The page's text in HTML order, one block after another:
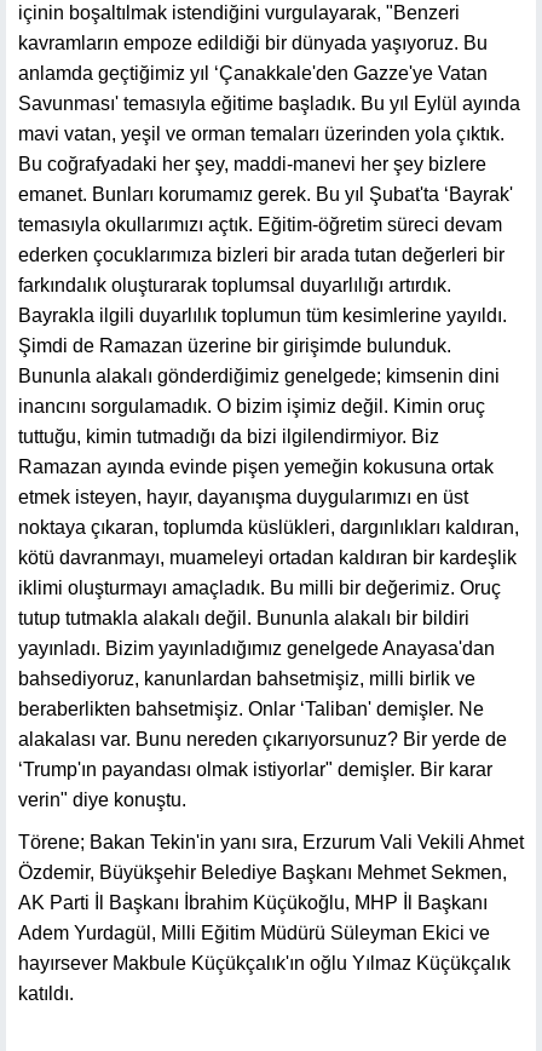
içinin boşaltılmak istendiğini vurgulayarak, "Benzeri
kavramların empoze edildiği bir dünyada yaşıyoruz. Bu
anlamda geçtiğimiz yıl ‘Çanakkale'den Gazze'ye Vatan
Savunması' temasıyla eğitime başladık. Bu yıl Eylül ayında
mavi vatan, yeşil ve orman temaları üzerinden yola çıktık.
Bu coğrafyadaki her şey, maddi-manevi her şey bizlere
emanet. Bunları korumamız gerek. Bu yıl Şubat'ta ‘Bayrak'
temasıyla okullarımızı açtık. Eğitim-öğretim süreci devam
ederken çocuklarımıza bizleri bir arada tutan değerleri bir
farkındalık oluşturarak toplumsal duyarlılığı artırdık.
Bayrakla ilgili duyarlılık toplumun tüm kesimlerine yayıldı.
Şimdi de Ramazan üzerine bir girişimde bulunduk.
Bununla alakalı gönderdiğimiz genelgede; kimsenin dini
inancını sorgulamadık. O bizim işimiz değil. Kimin oruç
tuttuğu, kimin tutmadığı da bizi ilgilendirmiyor. Biz
Ramazan ayında evinde pişen yemeğin kokusuna ortak
etmek isteyen, hayır, dayanışma duygularımızı en üst
noktaya çıkaran, toplumda küslükleri, dargınlıkları kaldıran,
kötü davranmayı, muameleyi ortadan kaldıran bir kardeşlik
iklimi oluşturmayı amaçladık. Bu milli bir değerimiz. Oruç
tutup tutmakla alakalı değil. Bununla alakalı bir bildiri
yayınladı. Bizim yayınladığımız genelgede Anayasa'dan
bahsediyoruz, kanunlardan bahsetmişiz, milli birlik ve
beraberlikten bahsetmişiz. Onlar ‘Taliban' demişler. Ne
alakalası var. Bunu nereden çıkarıyorsunuz? Bir yerde de
‘Trump'ın payandası olmak istiyorlar" demişler. Bir karar
verin" diye konuştu.
Törene; Bakan Tekin'in yanı sıra, Erzurum Vali Vekili Ahmet
Özdemir, Büyükşehir Belediye Başkanı Mehmet Sekmen,
AK Parti İl Başkanı İbrahim Küçükoğlu, MHP İl Başkanı
Adem Yurdagül, Milli Eğitim Müdürü Süleyman Ekici ve
hayırsever Makbule Küçükçalık'ın oğlu Yılmaz Küçükçalık
katıldı.